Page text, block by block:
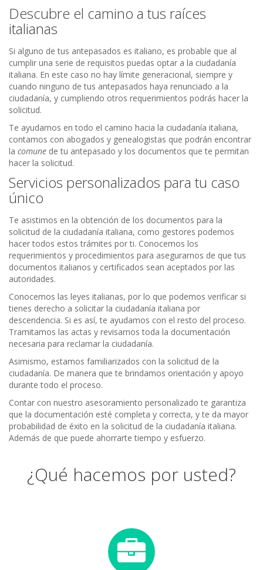
Descubre el camino a tus raíces
italianas
Si alguno de tus antepasados es italiano, es probable que al
cumplir una serie de requisitos puedas optar a la ciudadanía
italiana. En este caso no hay límite generacional, siempre y
cuando ninguno de tus antepasados haya renunciado a la
ciudadanía, y cumpliendo otros requerimientos podrás hacer la
solicitud.
Te ayudamos en todo el camino hacia la ciudadanía italiana,
contamos con abogados y genealogistas que podrán encontrar
la comune de tu antepasado y los documentos que te permitan
hacer la solicitud.
Servicios personalizados para tu caso
único
Te asistimos en la obtención de los documentos para la
solicitud de la ciudadanía italiana, como gestores podemos
hacer todos estos trámites por ti. Conocemos los
requerimientos y procedimientos para asegurarnos de que tus
documentos italianos y certificados sean aceptados por las
autoridades.
Conocemos las leyes italianas, por lo que podemos verificar si
tienes derecho a solicitar la ciudadanía italiana por
descendencia. Si es así, te ayudamos con el resto del proceso.
Tramitamos las actas y revisamos toda la documentación
necesaria para reclamar la ciudadanía.
Asimismo, estamos familiarizados con la solicitud de la
ciudadanía. De manera que te brindamos orientación y apoyo
durante todo el proceso.
Contar con nuestro asesoramiento personalizado te garantiza
que la documentación esté completa y correcta, y te da mayor
probabilidad de éxito en la solicitud de la ciudadanía italiana.
Además de que puede ahorrarte tiempo y esfuerzo.
¿Qué hacemos por usted?